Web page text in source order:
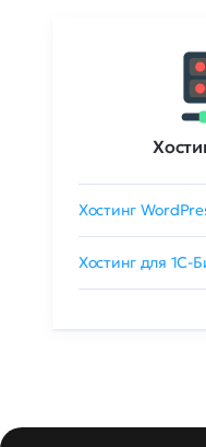
Хостинг
Хостинг для 1C-